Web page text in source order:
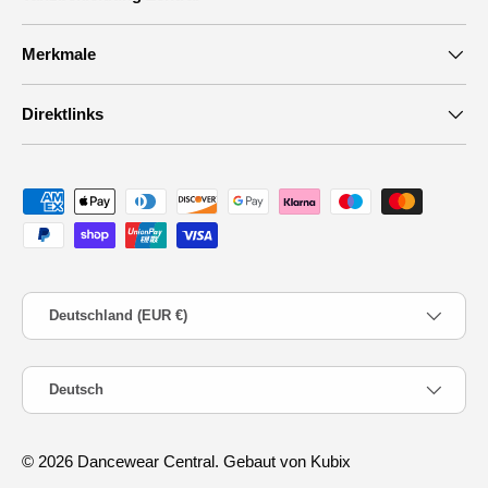
Merkmale
Direktlinks
Zahlungsmethoden
Land/Region
Deutschland (EUR €)
Sprache
Deutsch
© 2026 Dancewear Central. Gebaut von Kubix